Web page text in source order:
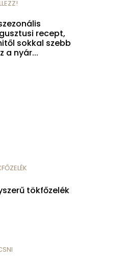
recept,
sokkal szebb
a nyár...
tökfőzelék